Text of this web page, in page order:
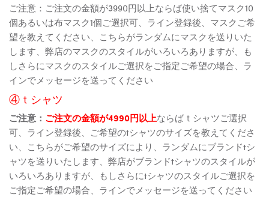
ご注意：ご注文の金額が3990円以上ならば使い捨てマスク10
個あるいは布マスク1個ご選択可、ライン登録後、マスクご希
望を教えてください、こちらがランダムにマスクを送りいた
します、弊店のマスクのスタイルがいろいろありますが、も
しさらにマスクのスタイルご選択をご指定ご希望の場合、ラ
インでメッセージを送ってください
④ｔシャツ
ご注意： ご注文の金額が4990円以上ならばｔシャツご選択
可、ライン登録後、ご希望のtシャツのサイズを教えてくださ
い、こちらがご希望のサイズにより、ランダムにブランドtシ
ャツを送りいたします、弊店がブランドtシャツのスタイルが
いろいろありますが、もしさらにtシャツのスタイルご選択を
ご指定ご希望の場合、ラインでメッセージを送ってください